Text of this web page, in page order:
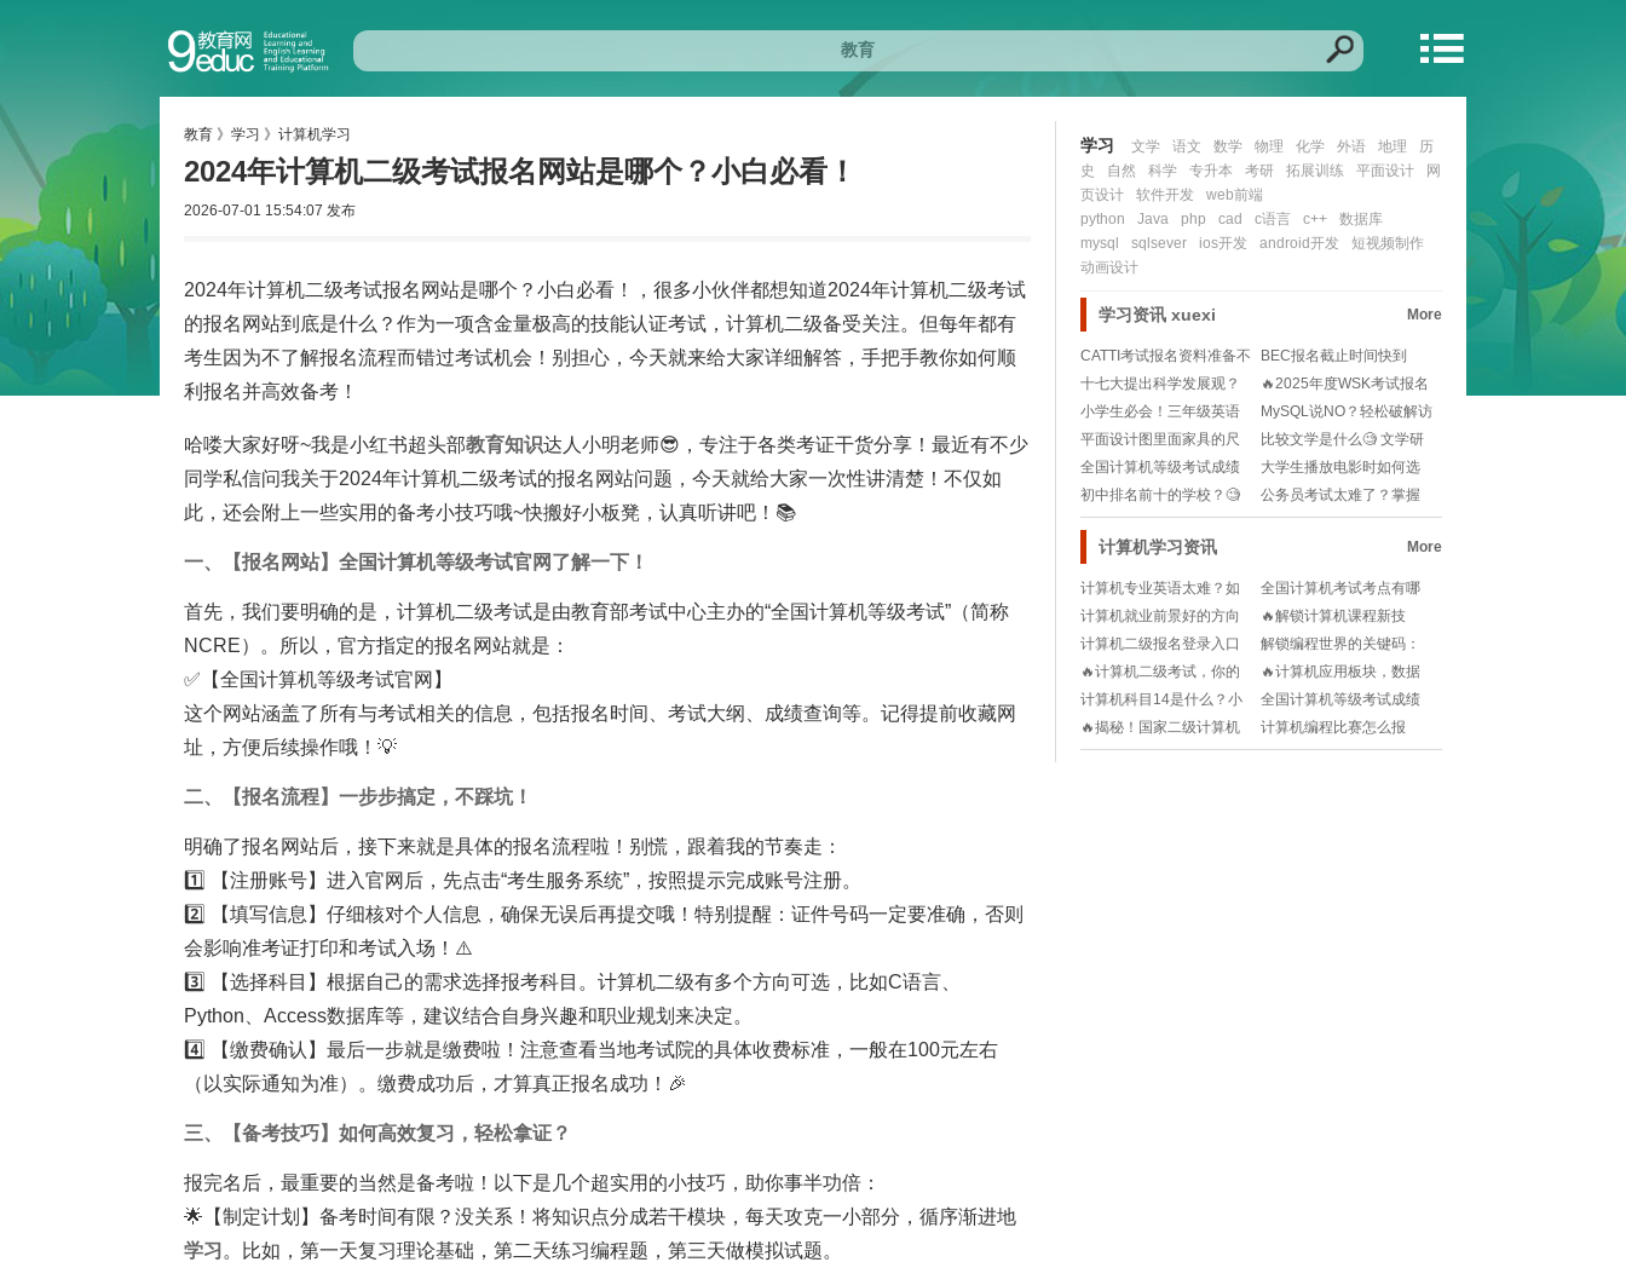
教育 》 学习 》 计算机学习
2024年计算机二级考试报名网站是哪个？小白必看！
2026-07-01 15:54:07 发布
2024年计算机二级考试报名网站是哪个？小白必看！，很多小伙伴都想知道2024年计算机二级考试
的报名网站到底是什么？作为一项含金量极高的技能认证考试，计算机二级备受关注。但每年都有
考生因为不了解报名流程而错过考试机会！别担心，今天就来给大家详细解答，手把手教你如何顺
利报名并高效备考！
哈喽大家好呀~我是小红书超头部教育知识达人小明老师😎，专注于各类考证干货分享！最近有不少
同学私信问我关于2024年计算机二级考试的报名网站问题，今天就给大家一次性讲清楚！不仅如
此，还会附上一些实用的备考小技巧哦~快搬好小板凳，认真听讲吧！📚
一、【报名网站】全国计算机等级考试官网了解一下！
首先，我们要明确的是，计算机二级考试是由教育部考试中心主办的“全国计算机等级考试”（简称
NCRE）。所以，官方指定的报名网站就是：
✅【全国计算机等级考试官网】
这个网站涵盖了所有与考试相关的信息，包括报名时间、考试大纲、成绩查询等。记得提前收藏网
址，方便后续操作哦！💡
二、【报名流程】一步步搞定，不踩坑！
明确了报名网站后，接下来就是具体的报名流程啦！别慌，跟着我的节奏走：
1️⃣ 【注册账号】进入官网后，先点击“考生服务系统”，按照提示完成账号注册。
2️⃣ 【填写信息】仔细核对个人信息，确保无误后再提交哦！特别提醒：证件号码一定要准确，否则
会影响准考证打印和考试入场！⚠️
3️⃣ 【选择科目】根据自己的需求选择报考科目。计算机二级有多个方向可选，比如C语言、
Python、Access数据库等，建议结合自身兴趣和职业规划来决定。
4️⃣ 【缴费确认】最后一步就是缴费啦！注意查看当地考试院的具体收费标准，一般在100元左右
（以实际通知为准）。缴费成功后，才算真正报名成功！🎉
三、【备考技巧】如何高效复习，轻松拿证？
报完名后，最重要的当然是备考啦！以下是几个超实用的小技巧，助你事半功倍：
🌟【制定计划】备考时间有限？没关系！将知识点分成若干模块，每天攻克一小部分，循序渐进地
学习 。比如，第一天复习理论基础，第二天练习编程题，第三天做模拟试题。
学习 文学 语文 数学 物理 化学 外语 地理
历
史
自然 科学 专升本 考研 拓展训练 平面设计
网
页设计
软件开发
web前端
python
Java php cad c语言 c++
数据库
mysql
sqlsever ios开发 android开发
短视频制作
动画设计
学习资讯 xuexi More
CATTI考试报名资料准备不
全？这些关键
BEC报名截止时间快到
了？如何快速完成报
十七大提出科学发展观？
📚那些年的政策解读
🔥2025年度WSK考试报名
时间大揭秘！
小学生必会！三年级英语
单词发音指南pho
MySQL说NO？轻松破解访
问难题！ 해
平面设计图里面家具的尺
寸是多少🧐如何正确
比较文学是什么🧐 文学研
究的新视角，快来
全国计算机等级考试成绩
怎么查？官网查询步
大学生播放电影时如何选
择教育意义深刻的影
初中排名前十的学校？🧐
如何选择适合孩子的
公务员考试太难了？掌握
这些“法术”轻松上
计算机学习资讯 More
计算机专业英语太难？如
何轻松掌握核心词汇和表
达？
全国计算机考试考点有哪
些？小白如何快速上手？
计算机就业前景好的方向
有哪些？2025热门趋势大
揭秘！
🔥解锁计算机课程新技
能！Excel表格制作高手速
成法📈
计算机二级报名登录入口
在哪？小白如何快速找到
并完成报名？
解锁编程世界的关键码：
计算机二级证书官网深度
解析!
🔥计算机二级考试，你的
备考倒计时已经开始！📅
🔥计算机应用板块，数据
驱动的未来战场！🚀
计算机科目14是什么？小
白必看的热门考点解析！
全国计算机等级考试成绩
怎么查询？时间+方式全攻
略！
🔥揭秘！国家二级计算机
考试时间大公开🔍官方网
计算机编程比赛怎么报
名？小白也能参赛吗？🔥